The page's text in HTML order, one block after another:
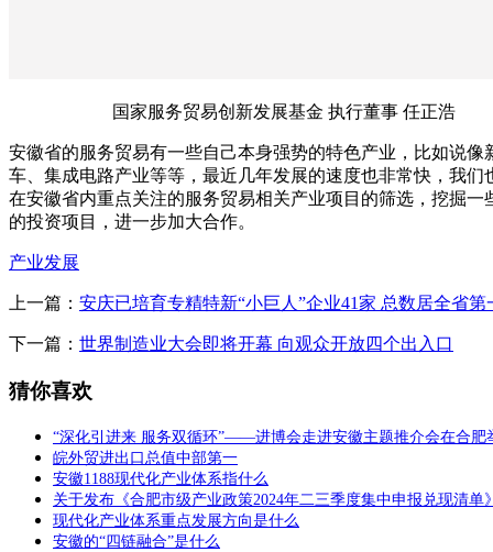
国家服务贸易创新发展基金 执行董事 任正浩
安徽省的服务贸易有一些自己本身强势的特色产业，比如说像
车、集成电路产业等等，最近几年发展的速度也非常快，我们
在安徽省内重点关注的服务贸易相关产业项目的筛选，挖掘一
的投资项目，进一步加大合作。
产业发展
上一篇： 安庆已培育专精特新“小巨人”企业41家 总数居全省第
下一篇： 世界制造业大会即将开幕 向观众开放四个出入口
猜你喜欢
“深化引进来 服务双循环”——进博会走进安徽主题推介会在合肥
皖外贸进出口总值中部第一
安徽1188现代化产业体系指什么
关于发布《合肥市级产业政策2024年二三季度集中申报兑现清单
现代化产业体系重点发展方向是什么
安徽的“四链融合”是什么